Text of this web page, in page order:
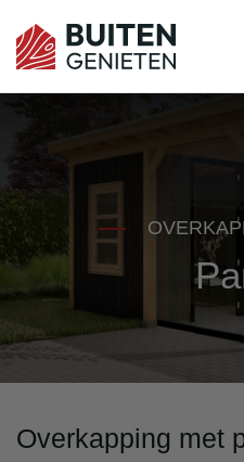
Overkapping met